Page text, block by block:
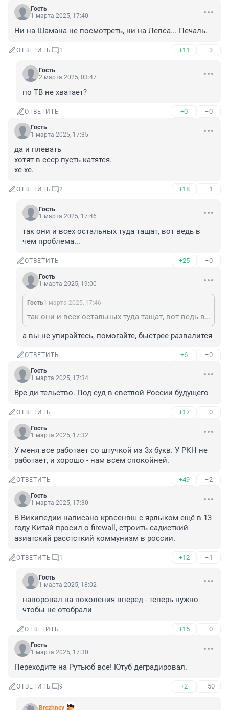
Гость
1 марта 2025, 17:40
Ни на Шамана не посмотреть, ни на Лепса... Печаль.
ОТВЕТИТЬ 1 +11 –3
Гость
2 марта 2025, 03:47
по ТВ не хватает?
ОТВЕТИТЬ +0 –0
Гость
1 марта 2025, 17:35
да и плевать
хотят в ссср пусть катятся.
хе-хе.
ОТВЕТИТЬ 2 +18 –1
Гость
1 марта 2025, 17:46
так они и всех остальных туда тащат, вот ведь в
чем проблема...
ОТВЕТИТЬ +25 –0
Гость
1 марта 2025, 19:00
Гость1 марта 2025, 17:46
так они и всех остальных туда тащат, вот ведь в чем проблема...
а вы не упирайтесь, помогайте, быстрее развалится
ОТВЕТИТЬ +6 –0
Гость
1 марта 2025, 17:34
Вре ди тельство. Под суд в светлой России будущего
ОТВЕТИТЬ +17 –0
Гость
1 марта 2025, 17:32
У меня все работает со штучкой из 3х букв. У РКН не
работает, и хорошо - нам всем спокойней.
ОТВЕТИТЬ +49 –2
Гость
1 марта 2025, 17:30
В Википедии написано крвсенвш с ярлыком ещё в 13
году Китай просил о firewall, строить садисткий
азиатский расстсткий коммунизм в россии.
ОТВЕТИТЬ 1 +12 –1
Гость
1 марта 2025, 18:02
наворовал на поколения вперед - теперь нужно
чтобы не отобрали
ОТВЕТИТЬ +15 –0
Гость
1 марта 2025, 17:30
Переходите на Рутьюб все! Ютуб деградировал.
ОТВЕТИТЬ 9 +2 –50
Brezhnev